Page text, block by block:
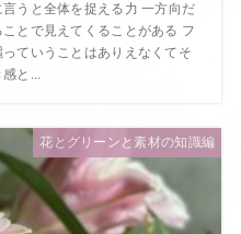
うと全体を捉える力 一方向だ
とで見えてくることがある フ
ていうことはありえなくてそ
と...
花とグリーンと素材の知識編